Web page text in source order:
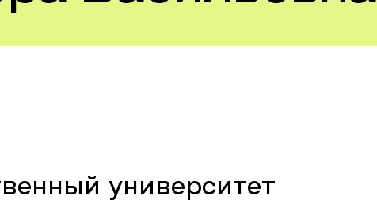
университет